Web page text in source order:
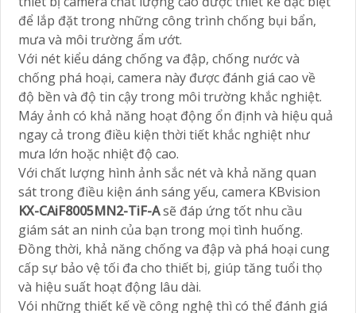
để lắp đặt trong những công trình chống bụi bẩn,
mưa và môi trường ẩm ướt.
Với nét kiểu dáng chống va đập, chống nước và
chống phá hoại, camera này được đánh giá cao về
độ bền và độ tin cậy trong môi trường khắc nghiệt.
Máy ảnh có khả năng hoạt động ổn định và hiệu quả
ngay cả trong điều kiện thời tiết khắc nghiệt như
mưa lớn hoặc nhiệt độ cao.
Với chất lượng hình ảnh sắc nét và khả năng quan
sát trong điều kiện ánh sáng yếu, camera KBvision
KX-CAiF8005MN2-TiF-Asẽ đáp ứng tốt nhu cầu
giám sát an ninh của bạn trong mọi tình huống.
Đồng thời, khả năng chống va đập và phá hoại cung
cấp sự bảo vệ tối đa cho thiết bị, giúp tăng tuổi thọ
và hiệu suất hoạt động lâu dài.
Vói những thiết kế về công nghệ thì có thể đánh giá